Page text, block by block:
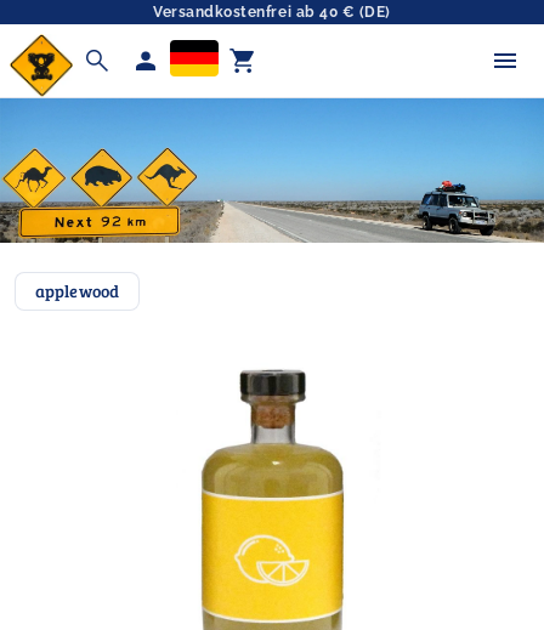
Versandkostenfrei ab 40 € (DE)
search person shopping_cart
applewood